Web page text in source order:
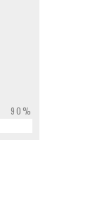
90%